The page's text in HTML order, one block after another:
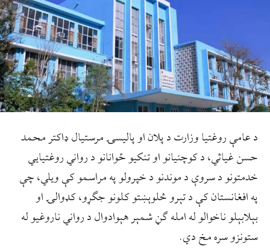
د عامې روغتيا وزارت د پلان او پاليسۍ مرستيال ډاکتر محمد
حسن غياثي، د کوچنيانو او تنکیو ځوانانو د رواني روغتيايي
خدمتونو د سروې د موندنو د خپرولو په مراسمو کې ويلي، چې
په افغانستان کې د تېرو څلوېښتو کلونو جګړو، کډوالۍ او
بېلابېلو ناخوالو له امله ګڼ شمېر هېوادوال د رواني ناروغيو له
ستونزو سره مخ دي.